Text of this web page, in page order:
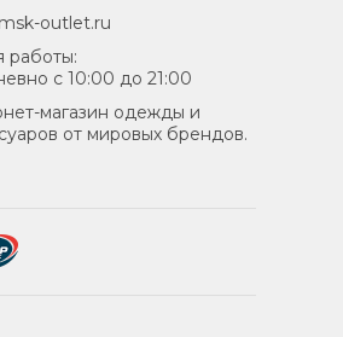
outlet.ru
работы:
с 10:00 до 21:00
магазин одежды и
от мировых брендов.